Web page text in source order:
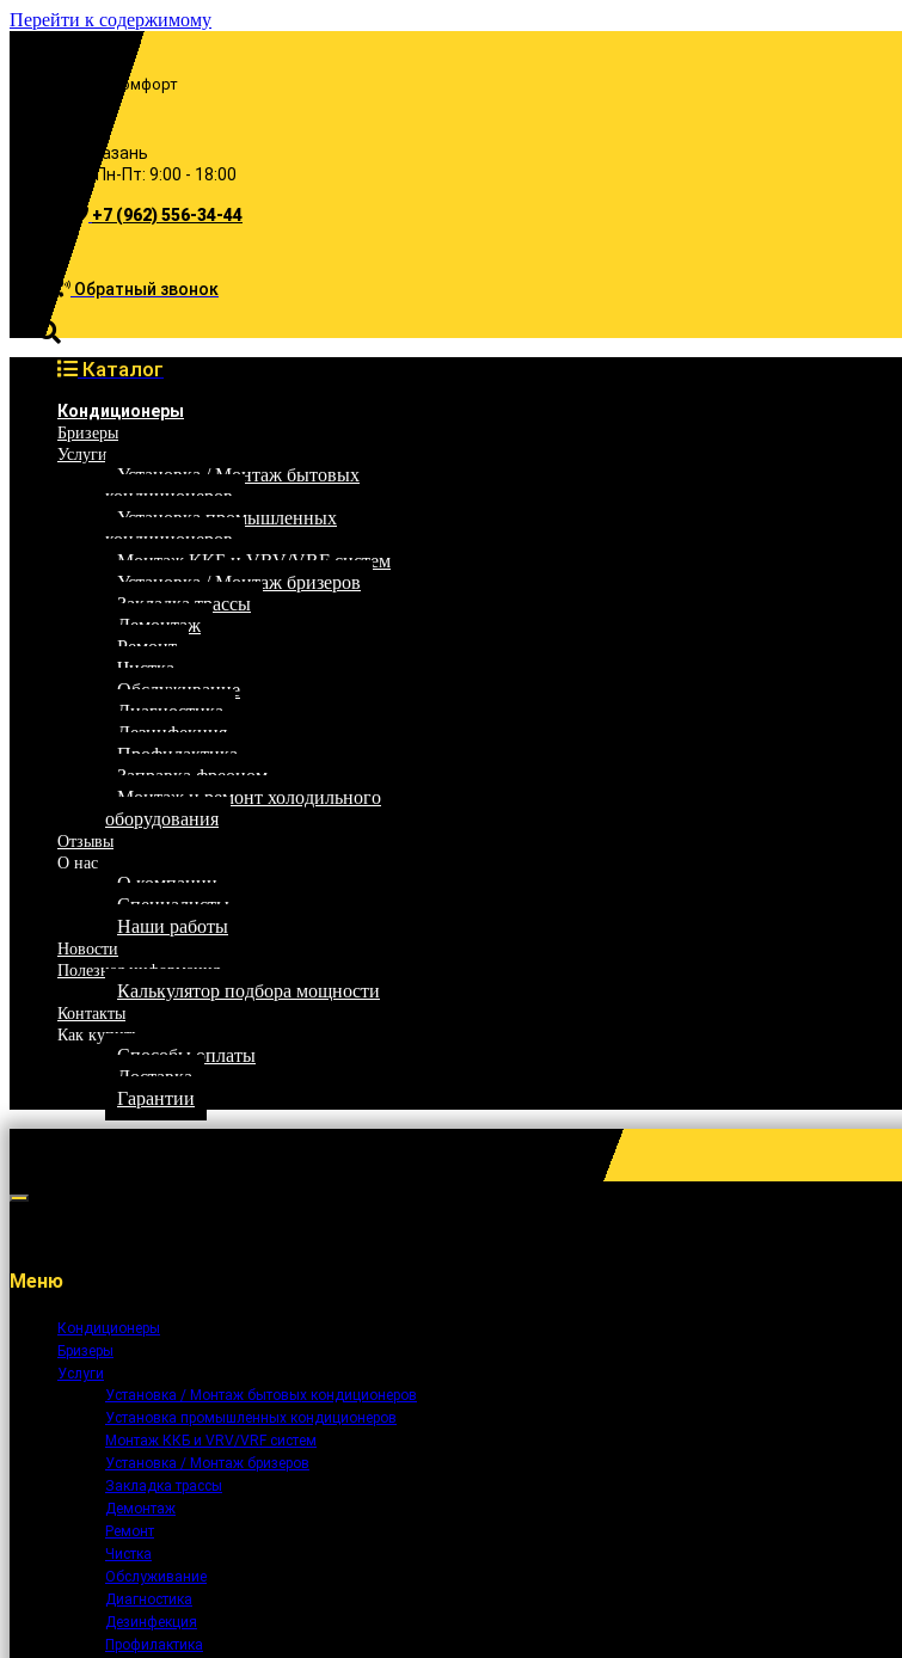
Перейти к содержимому
Включи комфорт
Казань
Пн-Пт: 9:00 - 18:00
+7 (962) 556-34-44
Обратный звонок
Каталог
Кондиционеры
Бризеры
Услуги
Установка / Монтаж бытовых
кондиционеров
Установка промышленных
кондиционеров
Монтаж ККБ и VRV/VRF систем
Установка / Монтаж бризеров
Закладка трассы
Демонтаж
Ремонт
Чистка
Обслуживание
Диагностика
Дезинфекция
Профилактика
Заправка фреоном
Монтаж и ремонт холодильного
оборудования
Отзывы
О нас
О компании
Специалисты
Наши работы
Новости
Полезная информация
Калькулятор подбора мощности
Контакты
Как купить
Способы оплаты
Доставка
Гарантии
Меню
Кондиционеры
Бризеры
Услуги
Установка / Монтаж бытовых кондиционеров
Установка промышленных кондиционеров
Монтаж ККБ и VRV/VRF систем
Установка / Монтаж бризеров
Закладка трассы
Демонтаж
Ремонт
Чистка
Обслуживание
Диагностика
Дезинфекция
Профилактика